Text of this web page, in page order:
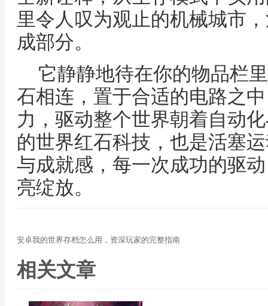
里令人叹为观止的机械城市
成部分。
它静静地待在你的物品栏
石相连，置于合适的电路之
力，驱动整个世界朝着自动
的世界红石科技，也是活塞
与成就感，每一次成功的驱
亮绽放。
安卓我的世界存档怎么用，资深玩家的完整指南
相关文章